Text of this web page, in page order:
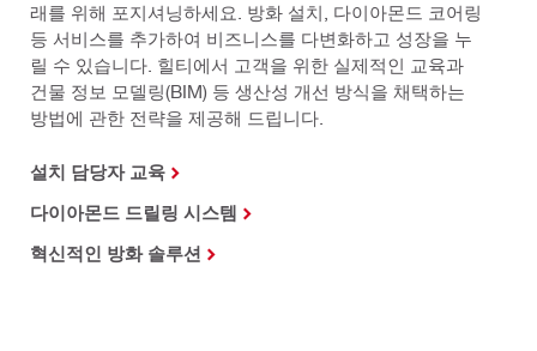
래를 위해 포지셔닝하세요. 방화 설치, 다이아몬드 코어링
등 서비스를 추가하여 비즈니스를 다변화하고 성장을 누
릴 수 있습니다. 힐티에서 고객을 위한 실제적인 교육과
건물 정보 모델링(BIM) 등 생산성 개선 방식을 채택하는
방법에 관한 전략을 제공해 드립니다.
설치 담당자 교육
다이아몬드 드릴링 시스템
혁신적인 방화 솔루션